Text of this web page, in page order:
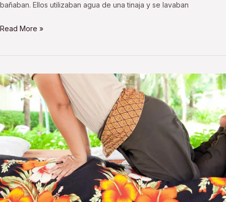
bañaban. Ellos utilizaban agua de una tinaja y se lavaban
Read More »
Beneficios
del
tailandés
tradicional